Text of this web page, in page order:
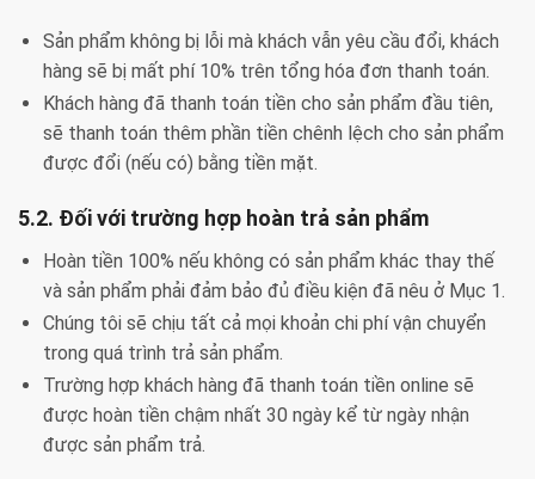
Sản phẩm không bị lỗi mà khách vẫn yêu cầu đổi, khách
hàng sẽ bị mất phí 10% trên tổng hóa đơn thanh toán.
Khách hàng đã thanh toán tiền cho sản phẩm đầu tiên,
sẽ thanh toán thêm phần tiền chênh lệch cho sản phẩm
được đổi (nếu có) bằng tiền mặt.
5.2. Đối với trường hợp hoàn trả sản phẩm
Hoàn tiền 100% nếu không có sản phẩm khác thay thế
và sản phẩm phải đảm bảo đủ điều kiện đã nêu ở Mục 1.
Chúng tôi sẽ chịu tất cả mọi khoản chi phí vận chuyển
trong quá trình trả sản phẩm.
Trường hợp khách hàng đã thanh toán tiền online sẽ
được hoàn tiền chậm nhất 30 ngày kể từ ngày nhận
được sản phẩm trả.